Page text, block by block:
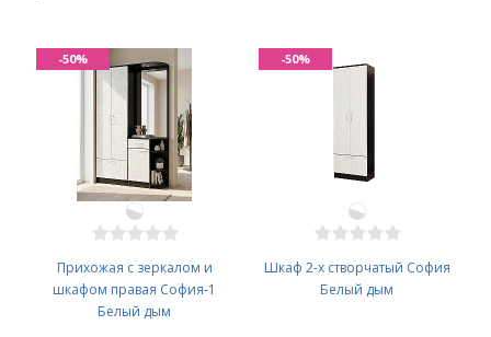
Прихожая с зеркалом и
шкафом правая София-1
Белый дым
-50%
Шкаф 2-х створчатый София
Белый дым
-50%